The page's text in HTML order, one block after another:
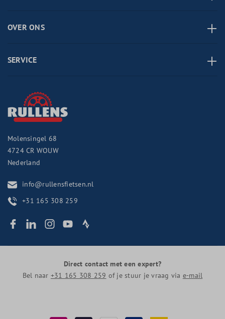
OVER ONS
SERVICE
Molensingel 68
4724 CR WOUW
Nederland
info@rullensfietsen.nl
+31 165 308 259
Direct contact met een expert?
Bel naar +31 165 308 259 of je stuur je vraag via e-mail